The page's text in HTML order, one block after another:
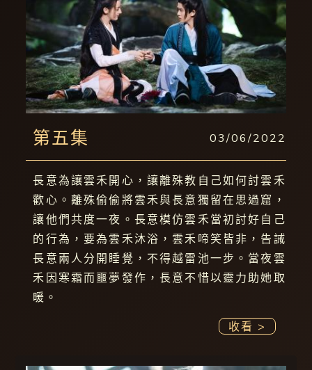
第五集 03/06/2022
長意為讓雲禾開心，讓離殊教自己如何討雲禾
歡心。離殊偷偷將雲禾與長意獨留在思過窟，
讓他們共度一夜。長意模仿雲禾當初討好自己
的行為，要為雲禾沐浴，雲禾啼笑皆非，告誡
長意兩人分開睡覺，不得越雷池一步。當夜雲
禾因寒霜而噩夢發作，長意不惜以靈力助她取
暖。
收看 >